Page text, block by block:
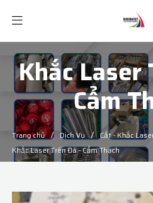
Khắc Laser
Cẩm
Trang chủ / Dịch Vụ / Cắt - Khắc
Khắc Laser Trên Đá - Cẩm Thạch